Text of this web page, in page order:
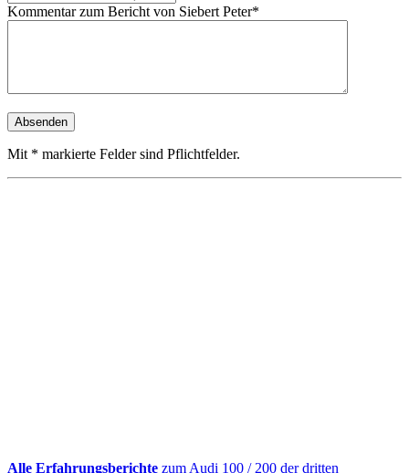
Kommentar zum Bericht von Siebert Peter*
Mit * markierte Felder sind Pflichtfelder.
Alle Erfahrungsberichte zum Audi 100 / 200 der dritten